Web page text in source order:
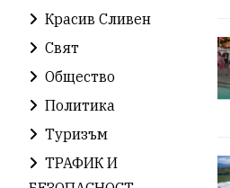
Красив Сливен
Свят
Общество
Политика
Туризъм
ТРАФИК И